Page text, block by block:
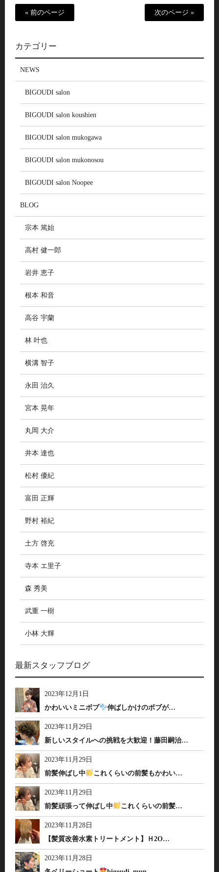
« 前のページ 次のページ »
カテゴリー
NEWS
BIGOUDI salon
BIGOUDI salon koushien
BIGOUDI salon mukogawa
BIGOUDI salon mukonosou
BIGOUDI salon Noopee
BLOG
宗本 篤始
高村 健一郎
岩井 恵子
根本 和音
高谷 宇蘭
林 叶也
横溝 智子
永田 治久
宮本 晃年
丸岡 大介
井本 達也
松村 優紀
富田 正輝
野村 裕紀
土方 啓充
寺本 エ里子
森 秀美
武重 一樹
小林 大輝
最新スタッフブログ
2023年12月1日
かわいいミニボブ
伸ばしかけのボブが…
2023年11月29日
新しいスタイルへの挑戦を大歓迎！藤田嗣治…
2023年11月29日
前髪伸ばし中
これくらいの前髪もかわい…
2023年11月29日
前髪頑張って伸ばし中
これくらいの前髪…
2023年11月28日
【髪質改善水素トリートメント】Ｈ2O…
2023年11月28日